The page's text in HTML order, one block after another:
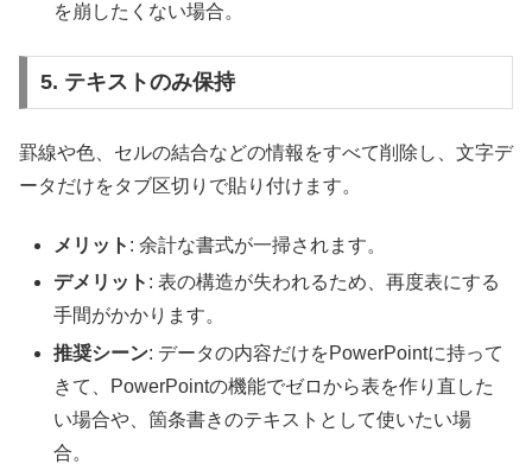
を崩したくない場合。
5. テキストのみ保持
罫線や色、セルの結合などの情報をすべて削除し、文字デ
ータだけをタブ区切りで貼り付けます。
メリット : 余計な書式が一掃されます。
デメリット : 表の構造が失われるため、再度表にする
手間がかかります。
推奨シーン: データの内容だけをPowerPointに持って
きて、PowerPointの機能でゼロから表を作り直した
い場合や、箇条書きのテキストとして使いたい場
合。